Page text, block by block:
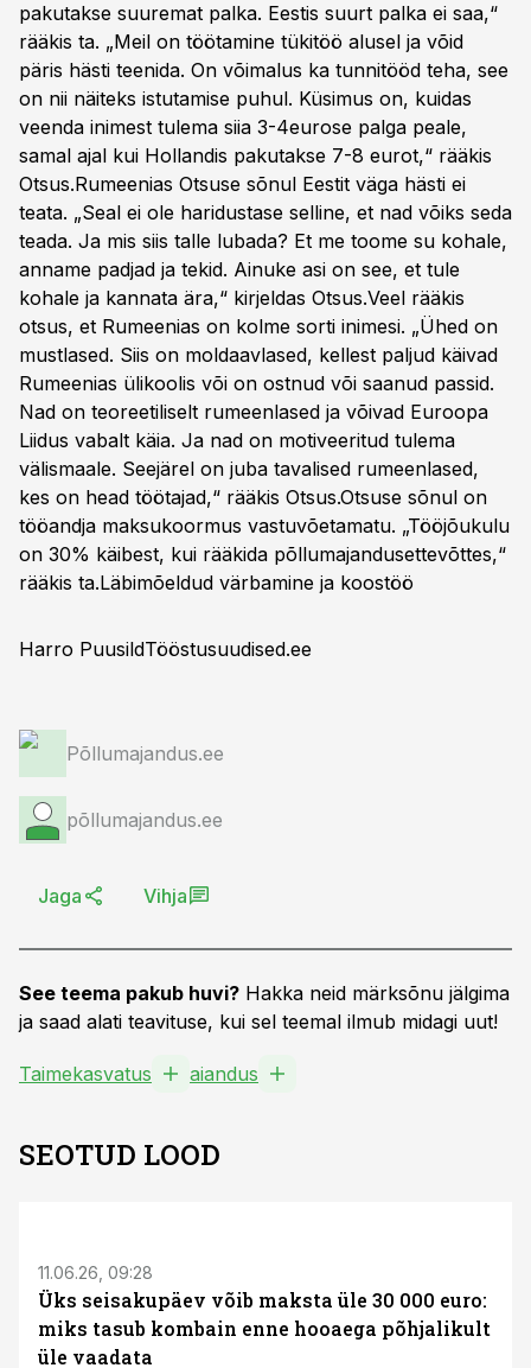
pakutakse suuremat palka. Eestis suurt palka ei saa,“
rääkis ta. „Meil on töötamine tükitöö alusel ja võid
päris hästi teenida. On võimalus ka tunnitööd teha, see
on nii näiteks istutamise puhul. Küsimus on, kuidas
veenda inimest tulema siia 3-4eurose palga peale,
samal ajal kui Hollandis pakutakse 7-8 eurot,“ rääkis
Otsus.Rumeenias Otsuse sõnul Eestit väga hästi ei
teata. „Seal ei ole haridustase selline, et nad võiks seda
teada. Ja mis siis talle lubada? Et me toome su kohale,
anname padjad ja tekid. Ainuke asi on see, et tule
kohale ja kannata ära,“ kirjeldas Otsus.Veel rääkis
otsus, et Rumeenias on kolme sorti inimesi. „Ühed on
mustlased. Siis on moldaavlased, kellest paljud käivad
Rumeenias ülikoolis või on ostnud või saanud passid.
Nad on teoreetiliselt rumeenlased ja võivad Euroopa
Liidus vabalt käia. Ja nad on motiveeritud tulema
välismaale. Seejärel on juba tavalised rumeenlased,
kes on head töötajad,“ rääkis Otsus.Otsuse sõnul on
tööandja maksukoormus vastuvõetamatu. „Tööjõukulu
on 30% käibest, kui rääkida põllumajandusettevõttes,“
rääkis ta.Läbimõeldud värbamine ja koostöö
Harro PuusildTööstusuudised.ee
Põllumajandus.ee
põllumajandus.ee
Jaga Vihja
See teema pakub huvi? Hakka neid märksõnu jälgima
ja saad alati teavituse, kui sel teemal ilmub midagi uut!
Taimekasvatus aiandus
SEOTUD LOOD
11.06.26, 09:28
Üks seisakupäev võib maksta üle 30 000 euro:
miks tasub kombain enne hooaega põhjalikult
üle vaadata